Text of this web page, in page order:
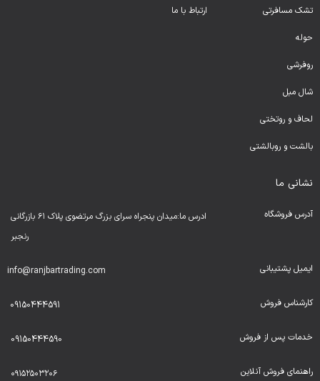
تشک مسافرتی
حوله
روفرشی
شال مبل
لحاف و روتختی
بالشت و روبالشتی
ارتباط با ما
نشانی ما
آدرس فروشگاه
ادرس ما:میدان پنجراه سرای بزرگ مرتضوی پلاک ۶۱ بازرگانی
رنجبر
ایمیل پشتیبانی info@ranjbartrading.com
کارشناس فروش 09150444591
خدمات پس از فروش 09150444590
راهنمای فروش آنلاین ۰۹۱۵۲۵۰۳۲۰۶